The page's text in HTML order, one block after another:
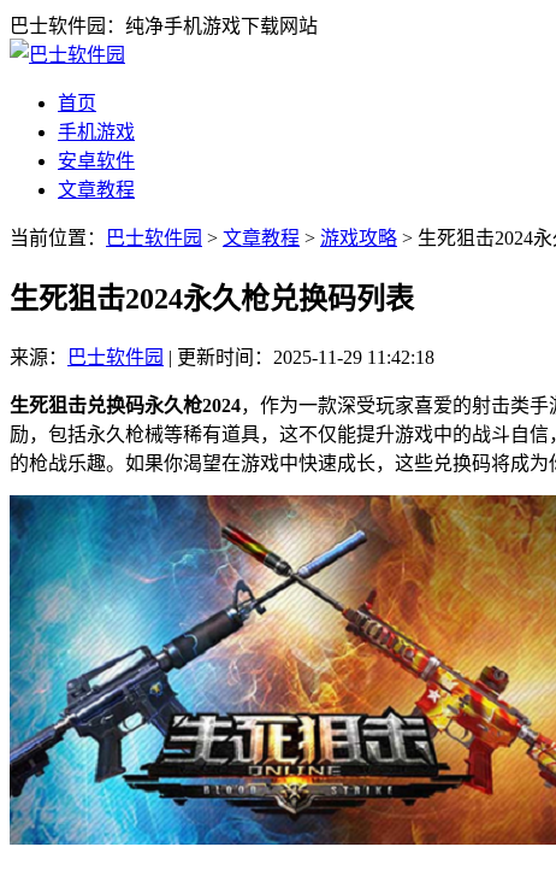
巴士软件园：纯净手机游戏下载网站
首页
手机游戏
安卓软件
文章教程
当前位置： 巴士软件园 > 文章教程 > 游戏攻略 > 生死狙击2024
生死狙击2024永久枪兑换码列表
来源： 巴士软件园 | 更新时间：2025-11-29 11:42:18
生死狙击兑换码永久枪2024，作为一款深受玩家喜爱的射击类
励，包括永久枪械等稀有道具，这不仅能提升游戏中的战斗自
的枪战乐趣。如果你渴望在游戏中快速成长，这些兑换码将成